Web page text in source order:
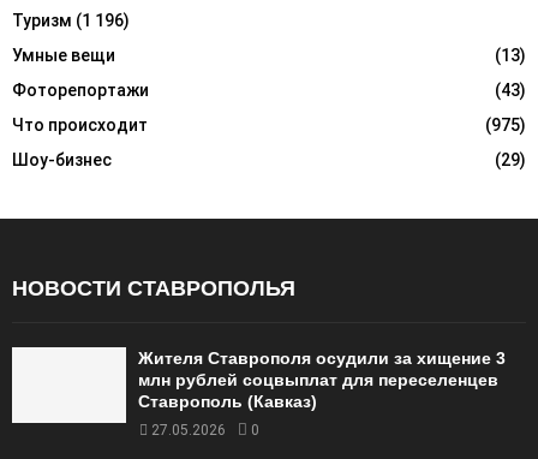
Туризм (1 196)
Умные вещи
(13)
Фоторепортажи
(43)
Что происходит
(975)
Шоу-бизнес
(29)
НОВОСТИ СТАВРОПОЛЬЯ
Жителя Ставрополя осудили за хищение 3
млн рублей соцвыплат для переселенцев
Ставрополь (Кавказ)
27.05.2026 0